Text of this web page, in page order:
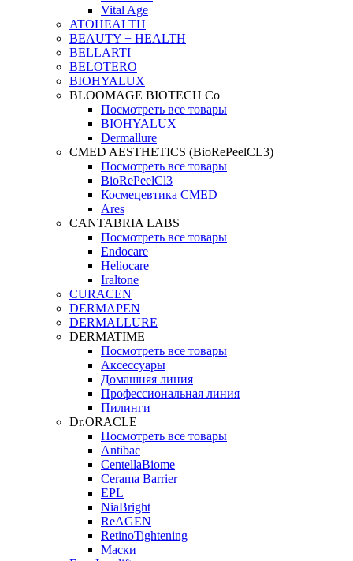
Vital Age
ATOHEALTH
BEAUTY + HEALTH
BELLARTI
BELOTERO
BIOHYALUX
BLOOMAGE BIOTECH Co
Посмотреть все товары
BIOHYALUX
Dermallure
CMED AESTHETICS (BioRePeelCL3)
Посмотреть все товары
BioRePeelCl3
Космецевтика CMED
Ares
CANTABRIA LABS
Посмотреть все товары
Endocare
Heliocare
Iraltone
CURACEN
DERMAPEN
DERMALLURE
DERMATIME
Посмотреть все товары
Аксессуары
Домашняя линия
Профессиональная линия
Пилинги
Dr.ORACLE
Посмотреть все товары
Antibac
CentellaBiome
Cerama Barrier
EPL
NiaBright
ReAGEN
RetinoTightening
Маски